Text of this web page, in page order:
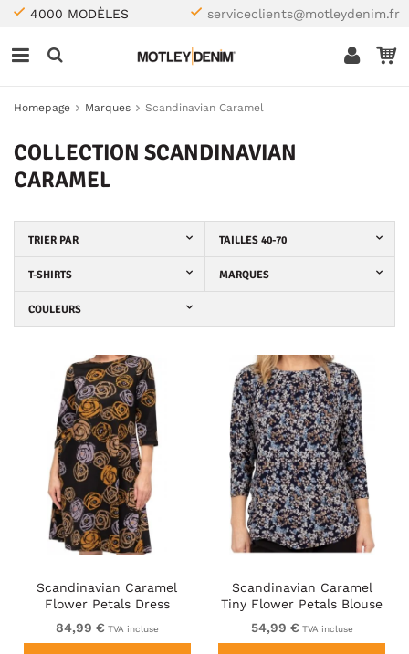
4000 MODÈLES serviceclients@motleydenim.fr
Homepage Marques Scandinavian Caramel
COLLECTION SCANDINAVIAN
CARAMEL
TRIER PAR TAILLES 40-70
T-SHIRTS MARQUES
COULEURS
Scandinavian Caramel
Flower Petals Dress
Lavender and Orange
84,99 € TVA incluse
Scandinavian Caramel
Tiny Flower Petals Blouse
Light Blue
54,99 € TVA incluse